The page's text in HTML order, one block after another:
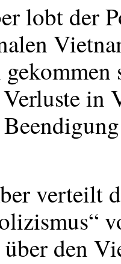
lobt der
in
verteilt
den